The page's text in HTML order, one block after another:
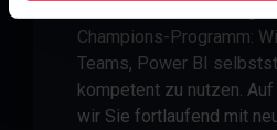
Champions-Programm:
Teams, Power BI
kompetent zu nutzen.
wir Sie fortlaufend mit